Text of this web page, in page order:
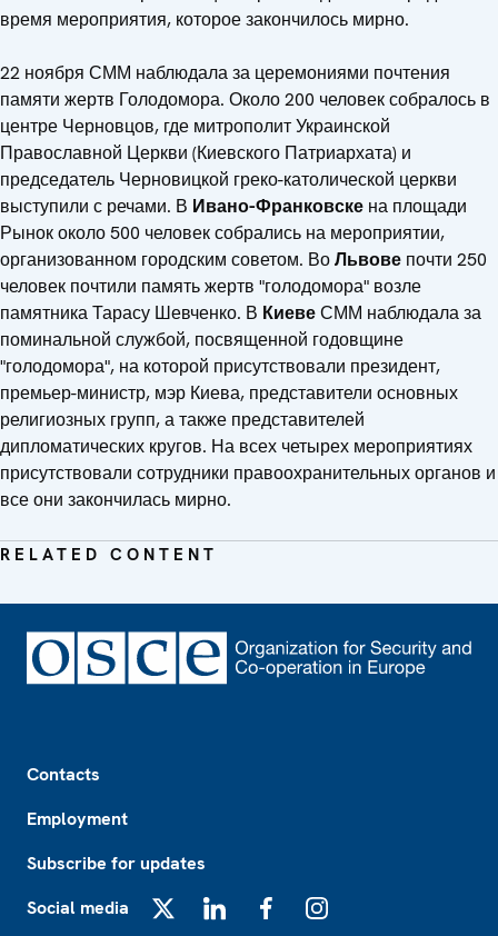
время мероприятия, которое закончилось мирно.
22 ноября СММ наблюдала за церемониями почтения
памяти жертв Голодомора. Около 200 человек собралось в
центре Черновцов, где митрополит Украинской
Православной Церкви (Киевского Патриархата) и
председатель Черновицкой греко-католической церкви
выступили с речами. В Ивано-Франковске на площади
Рынок около 500 человек собрались на мероприятии,
организованном городским советом. ВоЛьвове почти 250
человек почтили память жертв "голодомора" возле
памятника Тарасу Шевченко. В КиевеСММ наблюдала за
поминальной службой, посвященной годовщине
"голодомора", на которой присутствовали президент,
премьер-министр, мэр Киева, представители основных
религиозных групп, а также представителей
дипломатических кругов. На всех четырех мероприятиях
присутствовали сотрудники правоохранительных органов и
все они закончилась мирно.
RELATED CONTENT
Contacts
Employment
Subscribe for updates
Social media